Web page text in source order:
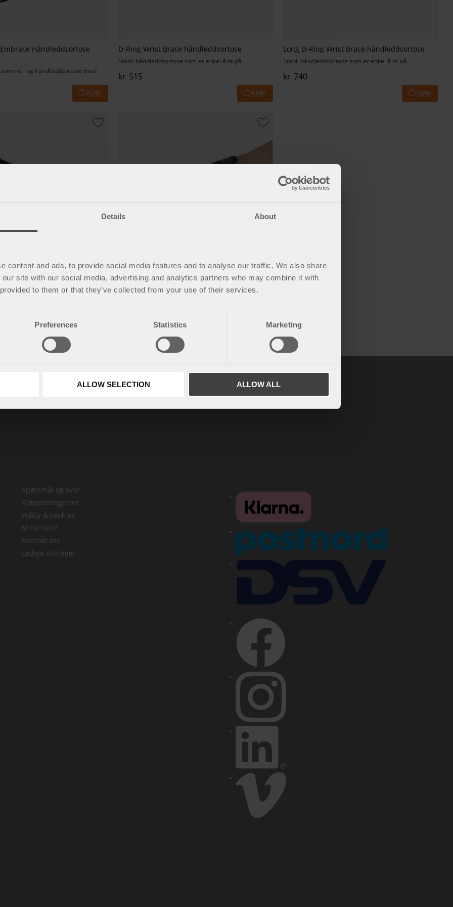
Details About
content and ads, to provide social media features and to analyse our traffic. We also share
site with our social media, advertising and analytics partners who may combine it with
to them or that they’ve collected from your use of their services.
Preferences Statistics Marketing
ALLOW SELECTION ALLOW ALL
Håndleddsortose
og håndleddsortose med
D-Ring Wrist Brace håndleddsortose
Stabil håndleddsortose som er enkel å ta på.
kr 515
Long D-Ring Wrist Brace håndleddsortose
Stabil håndleddsortose som er enkel å ta på.
kr 740
håndleddsortose som er enkel å ta
Lagre som favoritt
Holger håndleddstøtte
Elastisk håndleddsortose som gir komfortabel støtte
kr531,25
Lagre som favoritt
Spørsmål og svar
Kjøpsbetingelser
Policy & cookies
Mine sider
Kontakt oss
Ledige stillinger